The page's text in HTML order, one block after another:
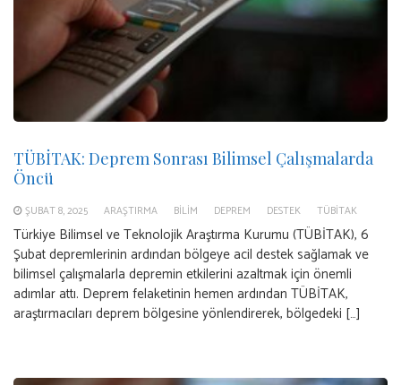
TÜBİTAK: Deprem Sonrası Bilimsel Çalışmalarda
Öncü
ŞUBAT 8, 2025 ARAŞTIRMA BILIM DEPREM DESTEK TÜBİTAK
Türkiye Bilimsel ve Teknolojik Araştırma Kurumu (TÜBİTAK), 6
Şubat depremlerinin ardından bölgeye acil destek sağlamak ve
bilimsel çalışmalarla depremin etkilerini azaltmak için önemli
adımlar attı. Deprem felaketinin hemen ardından TÜBİTAK,
araştırmacıları deprem bölgesine yönlendirerek, bölgedeki […]